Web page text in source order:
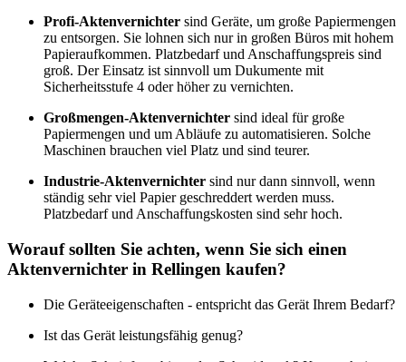
Profi-Aktenvernichter sind Geräte, um große Papiermengen
zu entsorgen. Sie lohnen sich nur in großen Büros mit hohem
Papieraufkommen. Platzbedarf und Anschaffungspreis sind
groß. Der Einsatz ist sinnvoll um Dukumente mit
Sicherheitsstufe 4 oder höher zu vernichten.
Großmengen-Aktenvernichter sind ideal für große
Papiermengen und um Abläufe zu automatisieren. Solche
Maschinen brauchen viel Platz und sind teurer.
Industrie-Aktenvernichter sind nur dann sinnvoll, wenn
ständig sehr viel Papier geschreddert werden muss.
Platzbedarf und Anschaffungskosten sind sehr hoch.
Worauf sollten Sie achten, wenn Sie sich einen
Aktenvernichter in Rellingen kaufen?
Die Geräteeigenschaften - entspricht das Gerät Ihrem Bedarf?
Ist das Gerät leistungsfähig genug?